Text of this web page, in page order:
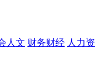
人文 财务财经 人力资